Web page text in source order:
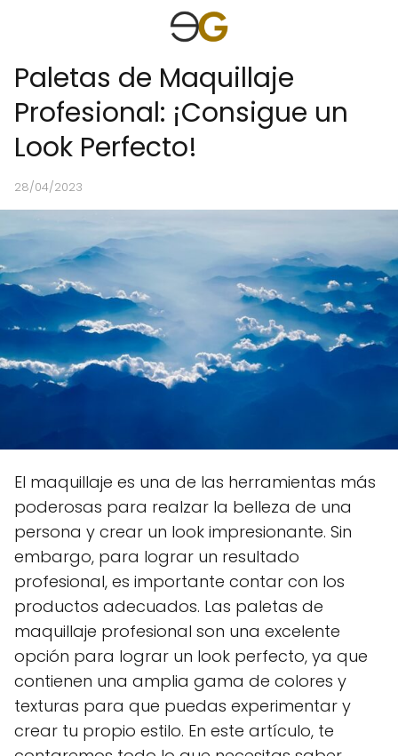
Paletas de Maquillaje
Profesional: ¡Consigue un
Look Perfecto!
28/04/2023
El maquillaje es una de las herramientas más
poderosas para realzar la belleza de una
persona y crear un look impresionante. Sin
embargo, para lograr un resultado
profesional, es importante contar con los
productos adecuados. Las paletas de
maquillaje profesional son una excelente
opción para lograr un look perfecto, ya que
contienen una amplia gama de colores y
texturas para que puedas experimentar y
crear tu propio estilo. En este artículo, te